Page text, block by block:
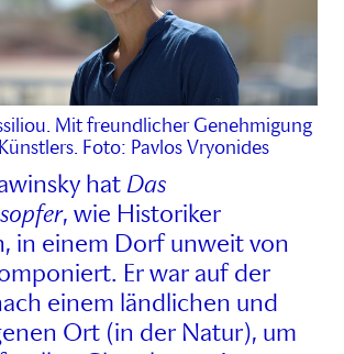
Mit freundlicher Genehmigung
Foto: Pavlos Vryonides
hatDas
, wie Historiker
in einem Dorf unweit von
Er war auf der
einem ländlichen und
Ort (in der Natur), um